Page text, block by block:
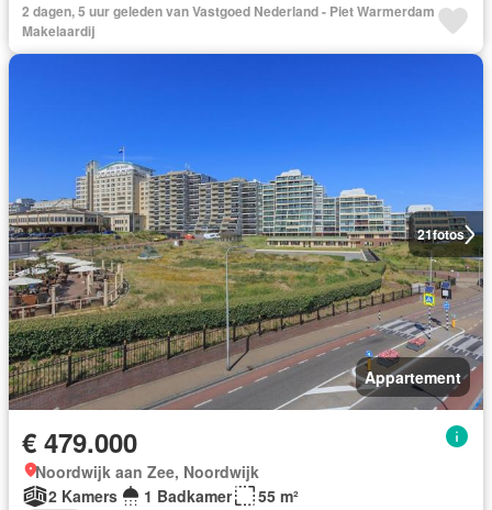
2 dagen, 5 uur geleden van Vastgoed Nederland - Piet Warmerdam
Makelaardij
21fotos
Appartement
€ 479.000
Noordwijk aan Zee, Noordwijk
2 Kamers
1 Badkamer
55 m²